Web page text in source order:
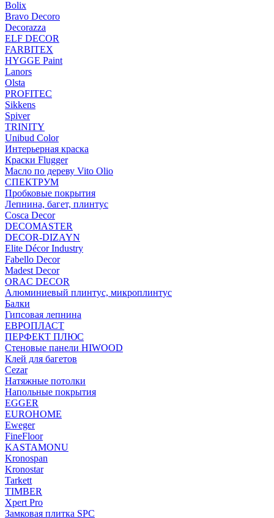
Bolix
Bravo Decoro
Decorazza
ELF DECOR
FARBITEX
HYGGE Paint
Lanors
Olsta
PROFITEC
Sikkens
Spiver
TRINITY
Unibud Color
Интерьерная краска
Краски Flugger
Масло по дереву Vito Olio
СПЕКТРУМ
Пробковые покрытия
Лепнина, багет, плинтус
Cosca Decor
DECOMASTER
DECOR-DIZAYN
Elite Décor Industry
Fabello Decor
Madest Decor
ORAC DECOR
Алюминиевый плинтус, микроплинтус
Балки
Гипсовая лепнина
ЕВРОПЛАСТ
ПЕРФЕКТ ПЛЮС
Стеновые панели HIWOOD
Клей для багетов
Cezar
Натяжные потолки
Напольные покрытия
EGGER
EUROHOME
Eweger
FineFloor
KASTAMONU
Kronospan
Kronostar
Tarkett
TIMBER
Xpert Pro
Замковая плитка SPC